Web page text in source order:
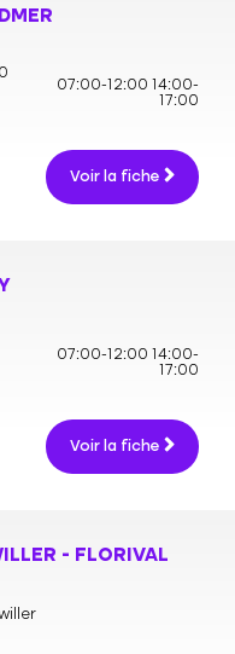
07:00-12:00
14:00-
17:00
Voir la fiche
07:00-12:00
14:00-
17:00
Voir la fiche
- FLORIVAL